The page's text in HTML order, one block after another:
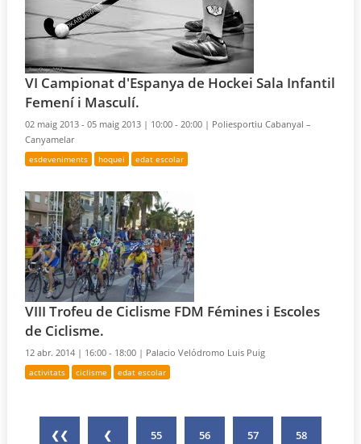
VI Campionat d'Espanya de Hockei Sala Infantil
Femení i Masculí.
02 maig 2013 - 05 maig 2013 | 10:00 - 20:00 | Poliesportiu Cabanyal –
Canyamelar
esdeveniments hoquei edat escolar
VIII Trofeu de Ciclisme FDM Fémines i Escoles
de Ciclisme.
12 abr. 2014 | 16:00 - 18:00 | Palacio Velódromo Luis Puig
activitats ciclisme edat escolar
❮❮ ❮ 55 56 57 58